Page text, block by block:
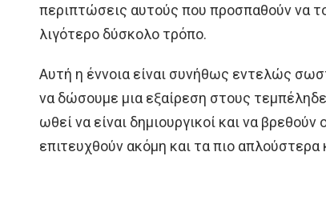
περιπτώσεις αυτούς που προσπαθούν να
λιγότερο δύσκολο τρόπο.
Αυτή η έννοια είναι συνήθως εντελώς
να δώσουμε μια εξαίρεση στους
ωθεί να είναι δημιουργικοί και να βρεθούν
επιτευχθούν ακόμη και τα πιο απλούστερα